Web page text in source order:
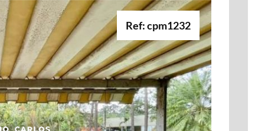
Ref: cpm1232